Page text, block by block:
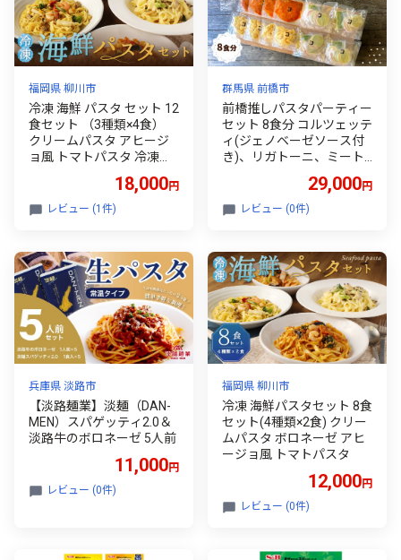
福岡県 柳川市
冷凍 海鮮 パスタ セット 12
食セット （3種類×4食）
クリームパスタ アヒージ
ョ風 トマトパスタ 冷凍パ
具材入り 惣菜 柳川市
18,000円
レビュー (1件)
群馬県 前橋市
前橋推しパスタパーティー
セット 8食分 コルツェッテ
ィ(ジェノベーゼソース付
き)、リガトーニ、ミート
リガトーニ ジェノベーゼ
おうちごはん 簡単ご飯 コ
ナリエ 群馬県 前橋市
29,000円
レビュー (0件)
兵庫県 淡路市
【淡路麺業】淡麺（DAN-
MEN）スパゲッティ2.0＆
淡路牛のボロネーゼ 5人前
11,000円
レビュー (0件)
福岡県 柳川市
冷凍 海鮮パスタセット 8食
セット(4種類×2食) クリー
ムパスタ ボロネーゼ アヒ
ージョ風 トマトパスタ
12,000円
レビュー (0件)